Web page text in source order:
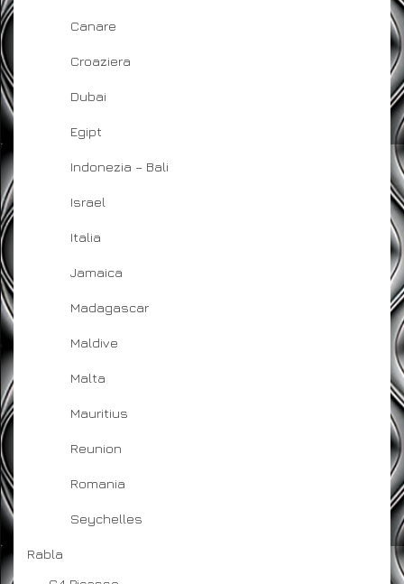
Canare
Croaziera
Dubai
Egipt
Indonezia – Bali
Israel
Italia
Jamaica
Madagascar
Maldive
Malta
Mauritius
Reunion
Romania
Seychelles
Rabla